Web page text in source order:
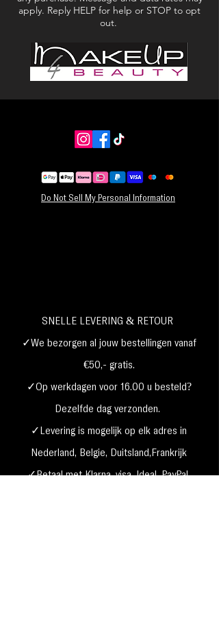
apply. Reply HELP for help or STOP to opt
out.
Do Not Sell My Personal Information
SNELLE LEVERING & RETOUR
✓We bezorgen al jouw bestellingen vanaf
€50,- gratis.
✓Op werkdagen voor 16.00 u besteld?
Dezelfde dag verzonden.
✓Levering is mogelijk op elk adres in
Nederland, België, Duitsland,Frankrijk
✓Betaal met Klarna, visa, Ideal, PayPal,